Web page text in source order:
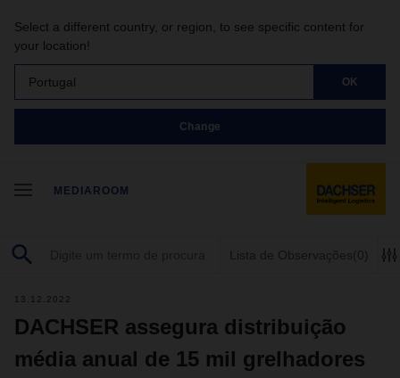
Select a different country, or region, to see specific content for
your location!
Portugal OK
Change
MEDIAROOM
Lista de Observações (0)
13.12.2022
DACHSER assegura distribuição
média anual de 15 mil grelhadores